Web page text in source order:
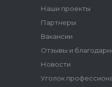
Наши проекты
Партнеры
Вакансии
Отзывы и
Новости
Уголок